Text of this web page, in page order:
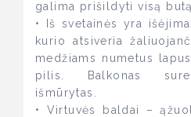
galima prišildyti visą butą.
• Iš svetainės yra
kurio atsiveria
medžiams numetus
pilis. Balkonas
išmūrytas.
• Virtuvės baldai –